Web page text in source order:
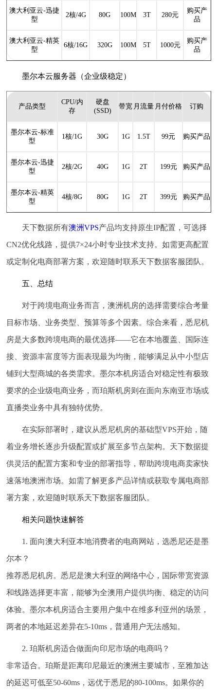
澳大利亚云-迅捷
型
2核/4G 80G 100M 3T 280元
购买产
品
澳大利亚云-精英
型
6核/16G 320G 100M 5T 1000元
购买产
品
墨尔本云服务器（企业级稳定）
产品类型
CPU/内
存
硬盘
(SSD)
带宽 月流量 月付价格 订购
墨尔本云-标准
型
1核/1G 30G 1G 1.5T 99元 购买产品
墨尔本云-迅捷
型
2核/2G 40G 1G 2T 199元 购买产品
墨尔本云-精英
型
4核/8G 80G 1G 2T 399元 购买产品
天下数据所有澳洲VPS产品均支持原生IP配置，可选择
CN2优化线路，提供7×24小时专业技术支持。如需更高配置
或定制化电商部署方案，欢迎随时联系天下数据客服团队。
五、总结
对于跨境电商业务而言，澳洲机房的选择需要综合考量
目标市场、业务类型、预算等多个因素。综合来看，悉尼机
房是大多数跨境电商的最优选择——它在本地覆盖、国际连
接、资源丰富度等方面表现最为均衡，能够满足从中小型店
铺到大型商城的各类需求。墨尔本机房适合对稳定性有极致
要求的企业级电商业务，而珀斯机房则在面向东南亚市场或
直播类业务中具有独特优势。
在实际部署时，建议从悉尼机房的基础型VPS开始，随
着业务增长逐步升级配置或扩展至多节点架构。天下数据提
供灵活的配置方案和专业的部署指导，帮助跨境电商卖家快
速落地澳洲市场。如需了解更多产品详情或获取专属电商部
署方案，欢迎随时联系天下数据客服团队。
相关问题快速解答
1. 面向澳大利亚本地消费者的电商网站，选悉尼还是墨
尔本？
推荐悉尼机房。悉尼是澳大利亚的网络中心，国际带宽资源
和线路选择更丰富，能够为全澳用户提供均衡、稳定的访问
体验。墨尔本机房适合主要用户集中在维多利亚州的场景，
两者的本地延迟差异在5-10ms，普通用户无法感知。
2. 珀斯机房适合做面向印尼市场的电商吗？
非常适合。珀斯是距离印尼最近的澳洲主要城市，至雅加达
的延迟可低至50-60ms，远优于悉尼的80-100ms。如果你的